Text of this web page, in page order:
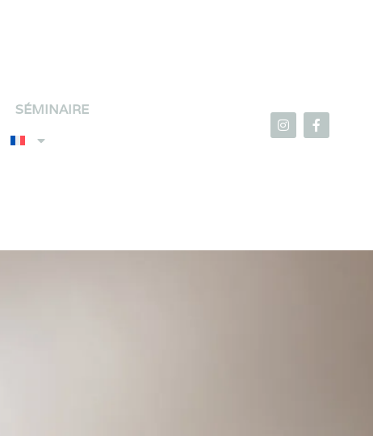
SÉMINAIRE